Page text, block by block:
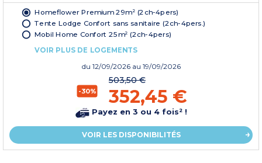
Homeflower Premium 29m² (2ch-4pers)
Tente Lodge Confort sans sanitaire (2ch-4pers.)
Mobil Home Confort 25m² (2ch-4pers)
VOIR PLUS DE LOGEMENTS
du 12/09/2026 au 19/09/2026
-30%
503,50 €
352,45 €
Payez en 3 ou 4 fois² !
VOIR LES DISPONIBILITÉS